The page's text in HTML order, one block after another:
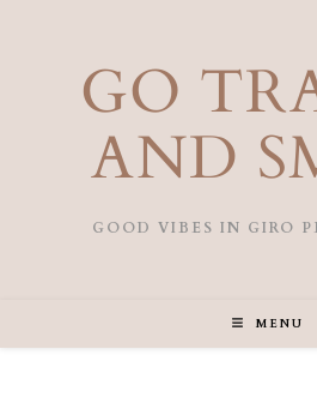
GO
AND
GOOD VIBES IN GIRO
MENU